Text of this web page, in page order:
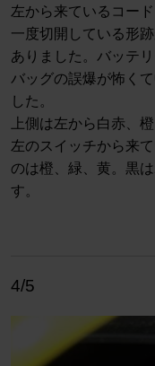
左から来ているコー
一度切開している形
ありました。バッテ
バッグの誤爆が怖く
した。
上側は左から白赤、
左のスイッチから来
のは橙、緑、黄。黒
す。
4/5